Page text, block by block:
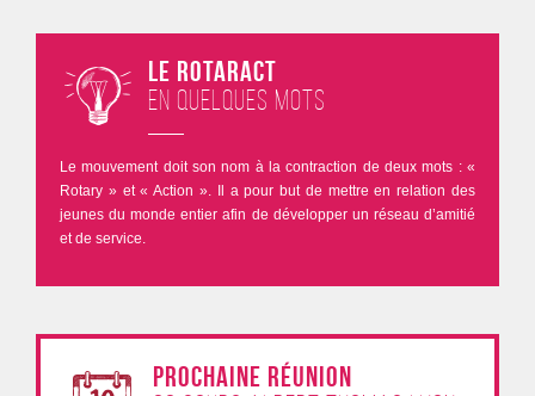
Le Rotaract
en quelques mots
Le mouvement doit son nom à la contraction de deux mots : «
Rotary » et « Action ». Il a pour but de mettre en relation des
jeunes du monde entier afin de développer un réseau d’amitié
et de service.
Prochaine Réunion